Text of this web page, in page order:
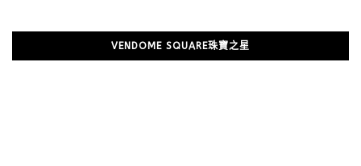
VENDOME SQUARE珠寶之星